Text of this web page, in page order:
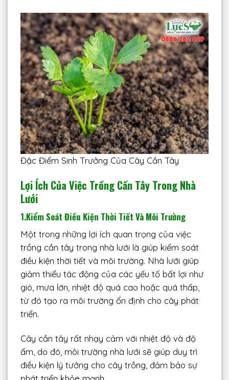
Đặc Điểm Sinh Trưởng Của Cây Cần Tây
Lợi Ích Của Việc Trồng Cần Tây Trong Nhà
Lưới
1.Kiểm Soát Điều Kiện Thời Tiết Và Môi Trường
Một trong những lợi ích quan trọng của việc
trồng cần tây trong nhà lưới là giúp kiểm soát
điều kiện thời tiết và môi trường. Nhà lưới giúp
giảm thiểu tác động của các yếu tố bất lợi như
gió, mưa lớn, nhiệt độ quá cao hoặc quá thấp,
từ đó tạo ra môi trường ổn định cho cây phát
triển.
Cây cần tây rất nhạy cảm với nhiệt độ và độ
ẩm, do đó, môi trường nhà lưới sẽ giúp duy trì
điều kiện lý tưởng cho cây trồng, đảm bảo sự